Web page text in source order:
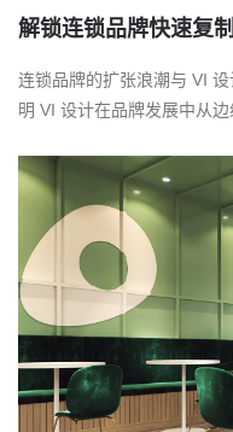
连锁品牌的扩张浪潮与 VI
明 VI 设计在品牌发展中从